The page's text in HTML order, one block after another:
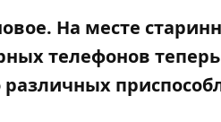
На месте
телефонов